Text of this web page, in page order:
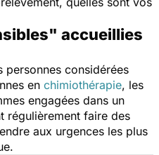
accueillies
personnes considérées
en chimiothérapie, les
engagées dans un
régulièrement faire des
aux urgences les plus